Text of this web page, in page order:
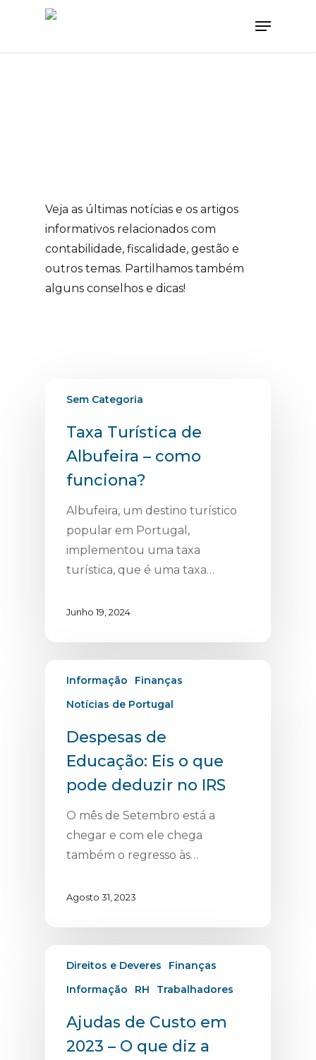
Veja as últimas notícias e os artigos
informativos relacionados com
contabilidade, fiscalidade, gestão e
outros temas. Partilhamos também
alguns conselhos e dicas!
Sem Categoria
Taxa Turística de
Albufeira – como
funciona?
Albufeira, um destino turístico
popular em Portugal,
implementou uma taxa
turística, que é uma taxa…
Junho 19, 2024
Informação
Finanças
Notícias de Portugal
Despesas de
Educação: Eis o que
pode deduzir no IRS
O mês de Setembro está a
chegar e com ele chega
também o regresso às…
Agosto 31, 2023
Direitos e Deveres
Finanças
Informação
RH Trabalhadores
Ajudas de Custo em
2023 – O que diz a